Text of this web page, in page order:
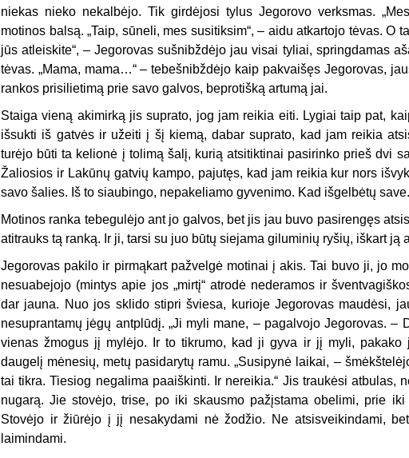
niekas nieko nekalbėjo. Tik girdėjosi tylus Jegorovo verksmas.
motinos balsą. „Taip, sūneli, mes susitiksim“, – aidu atkartojo tėvas. O
jūs atleiskite“, – Jegorovas sušnibždėjo jau visai tyliai, springdamas
tėvas. „Mama, mama…“ – tebešnibždėjo kaip pakvaišęs Jegorovas,
rankos prisilietimą prie savo galvos, beprotišką artumą jai.
Staiga vieną akimirką jis suprato, jog jam reikia eiti. Lygiai taip pat,
išsukti iš gatvės ir užeiti į šį kiemą, dabar suprato, kad jam reikia
turėjo būti ta kelionė į tolimą šalį, kurią atsitiktinai pasirinko prieš dvi
Žaliosios ir Lakūnų gatvių kampo, pajutęs, kad jam reikia kur nors
savo šalies. Iš to siaubingo, nepakeliamo gyvenimo. Kad išgelbėtų save.
Motinos ranka tebegulėjo ant jo galvos, bet jis jau buvo pasirengęs
atitrauks tą ranką. Ir ji, tarsi su juo būtų siejama giluminių ryšių, iškart ją
Jegorovas pakilo ir pirmąkart pažvelgė motinai į akis. Tai buvo ji, jo
nesuabejojo (mintys apie jos „mirtį“ atrodė nederamos ir
dar jauna. Nuo jos sklido stipri šviesa, kurioje Jegorovas maudėsi,
nesuprantamų jėgų antplūdį. „Ji myli mane, – pagalvojo Jegorovas. –
vienas žmogus jį mylėjo. Ir to tikrumo, kad ji gyva ir jį myli, pakako
daugelį mėnesių, metų pasidarytų ramu. „Susipynė laikai, –
tai tikra. Tiesiog negalima paaiškinti. Ir nereikia.“ Jis traukėsi atbulas,
nugarą. Jie stovėjo, trise, po iki skausmo pažįstama obelimi, prie iki
Stovėjo ir žiūrėjo į jį nesakydami nė žodžio. Ne atsisveikindami,
laimindami.